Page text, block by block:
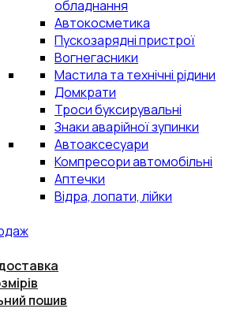
обладнання
Автокосметика
Пускозарядні пристрої
Вогнегасники
Мастила та технічні рідини
Домкрати
Троси буксирувальні
Знаки аварійної зупинки
Автоаксесуари
Компресори автомобільні
Аптечки
Відра, лопати, лійки
пошив